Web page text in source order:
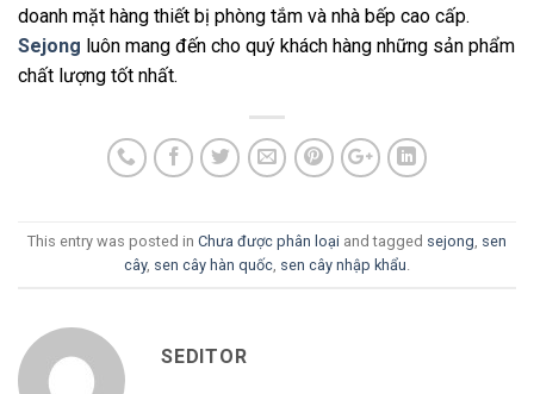
doanh mặt hàng thiết bị phòng tắm và nhà bếp cao cấp.
Sejong luôn mang đến cho quý khách hàng những sản phẩm
chất lượng tốt nhất.
This entry was posted in Chưa được phân loại and tagged sejong, sen
cây, sen cây hàn quốc, sen cây nhập khẩu.
SEDITOR